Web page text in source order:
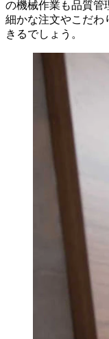
の機械作業も品質管
細かな注文やこだわ
きるでしょう。